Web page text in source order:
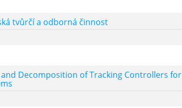
tvůrčí a odborná činnost
Decomposition of Tracking Controllers for